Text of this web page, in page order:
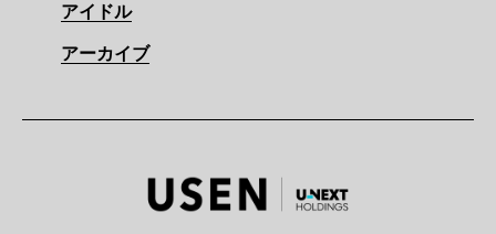
アイドル
アーカイブ